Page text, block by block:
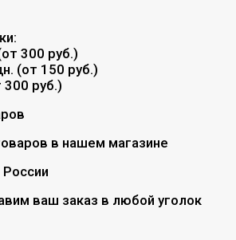
300 руб.)
(от 150 руб.)
300 руб.)
в нашем магазине
ваш заказ в любой уголок